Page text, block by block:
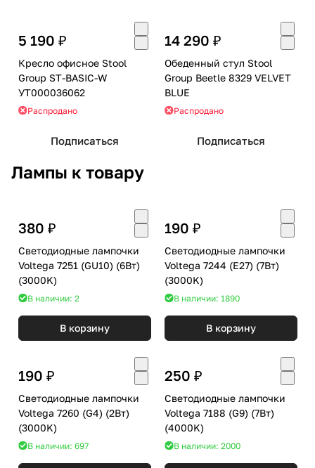
5 190 ₽
Кресло офисное Stool
Group ST-BASIC-W
УТ000036062
Распродано
Подписаться
14 290 ₽
Обеденный стул Stool
Group Beetle 8329 VELVET
BLUE
Распродано
Подписаться
Лампы к товару
380 ₽
Светодиодные лампочки
Voltega 7251 (GU10) (6Вт)
(3000K)
В наличии: 2
В корзину
190 ₽
Светодиодные лампочки
Voltega 7244 (E27) (7Вт)
(3000K)
В наличии: 1890
В корзину
190 ₽
Светодиодные лампочки
Voltega 7260 (G4) (2Вт)
(3000K)
В наличии: 697
250 ₽
Светодиодные лампочки
Voltega 7188 (G9) (7Вт)
(4000K)
В наличии: 2000